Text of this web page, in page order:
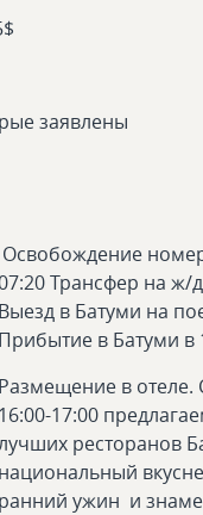
заявлены
Освобождение
Трансфер на ж/
Выезд в Батуми на
Прибытие в Батуми в
Размещение в отеле.
16:00-17:00
ресторанов
национальный
ранний ужин и